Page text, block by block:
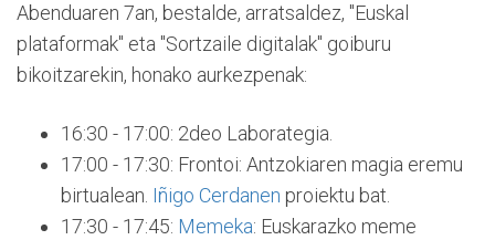
Abenduaren 7an, bestalde, arratsaldez, "Euskal
plataformak" eta "Sortzaile digitalak" goiburu
bikoitzarekin, honako aurkezpenak:
16:30 - 17:00: 2deo Laborategia.
17:00 - 17:30: Frontoi: Antzokiaren magia eremu
birtualean. Iñigo Cerdanen proiektu bat.
17:30 - 17:45: Memeka: Euskarazko meme